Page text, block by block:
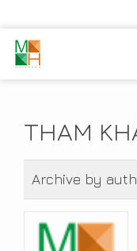
THAM
Archive by